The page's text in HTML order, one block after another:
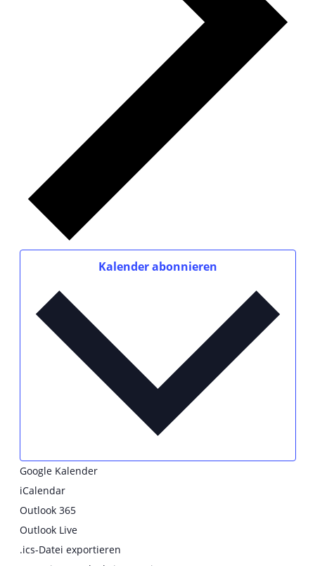
Kalender abonnieren
Google Kalender
iCalendar
Outlook 365
Outlook Live
.ics-Datei exportieren